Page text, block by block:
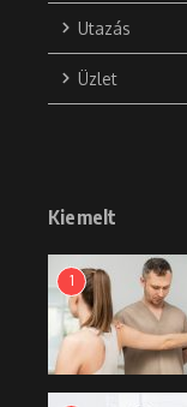
Utazás
Üzlet
Kiemelt
1